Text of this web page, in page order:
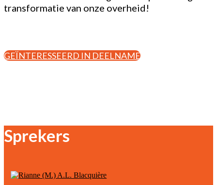
transformatie van onze overheid!
GEÏNTERESSEERD IN DEELNAME
Sprekers